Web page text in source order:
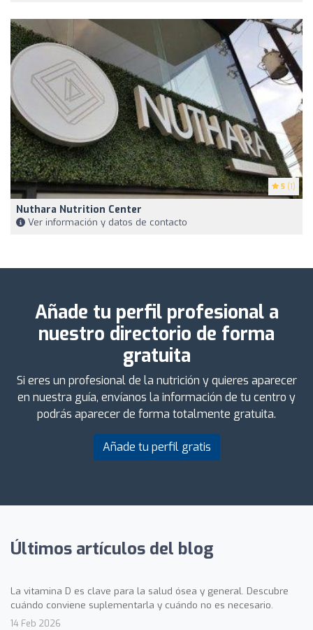
5 (1)
Nuthara Nutrition Center
Ver información y datos de contacto
Añade tu perfil profesional a
nuestro directorio de forma
gratuita
Si eres un profesional de la nutrición y quieres aparecer
en nuestra guía, envíanos la información de tu centro y
podrás aparecer de forma totalmente gratuita.
Añade tu perfil gratis
Últimos artículos del blog
La vitamina D es clave para la salud ósea y general. Descubre
cuándo conviene suplementarla y cuándo no es necesario.
14 Feb 2026